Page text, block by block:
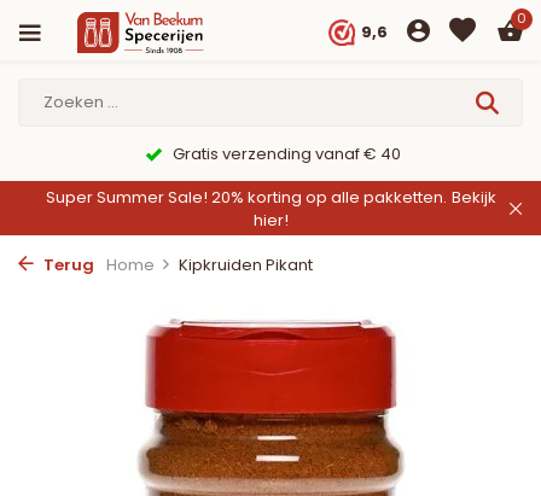
9,6
0
9,6/10 Webwinkelkeur ✔
Super Summer Sale! 20% korting op alle pakketten. Bekijk
hier!
Terug
Home Kipkruiden Pikant